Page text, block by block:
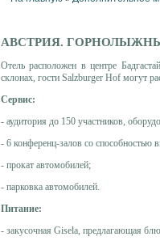
АВСТРИЯ.
Отель расположен в центре
склонах, гости Salzburger Hof могут
Сервис:
- аудитория до 150 участников,
- 6 конференц-залов со способностью
- прокат автомобилей;
- парковка автомобилей.
Питание:
- закусочная Gisela, предлагающая